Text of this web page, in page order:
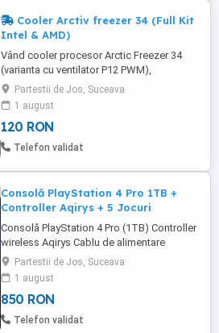
Cooler Arctiv freezer 34 (Full Kit
Intel & AMD)
Vând cooler procesor Arctic Freezer 34
(varianta cu ventilator P12 PWM),
recunoscut pentru raportul imbatabil între
performanță și zgomot redus. Este un
upgrade masiv față de orice cooler stock
(Intel sau AMD Wraith). Ventilator Arctic
P12 PWM: Optimizat pentru presiune
Partestii de Jos, Suceava
1 august
120 RON
Telefon validat
Consolă PlayStation 4 Pro 1TB +
Controller Aqirys + 5 Jocuri
Consolă PlayStation 4 Pro (1TB) Controller
wireless Aqirys Cablu de alimentare
Pachet de 5 Jocuri: Minecraft, Batman:
Arkham Knight, inFAMOUS Second Son,
Wolfenstein: The New Order, WWE 2K17
Partestii de Jos, Suceava
1 august
850 RON
Telefon validat